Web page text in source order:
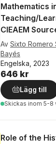
Mathematics
Teaching/
CIEAEM
Av Sixto Romero
Bayés
Engelska, 2023
646 kr
Lägg till
Skickas inom 5-8
Role of the